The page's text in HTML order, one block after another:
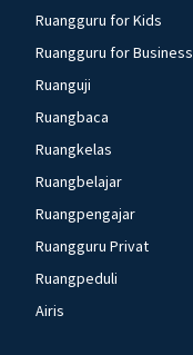
Ruangguru for Kids
Ruangguru for Business
Ruanguji
Ruangbaca
Ruangkelas
Ruangbelajar
Ruangpengajar
Ruangguru Privat
Ruangpeduli
Airis